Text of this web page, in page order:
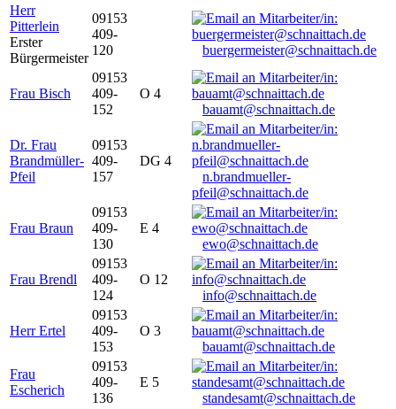
Herr
Pitterlein
Erster
Bürgermeister
09153
409-
120
buergermeister@schnaittach.de
Frau Bisch
09153
409-
152
O 4
bauamt@schnaittach.de
Dr. Frau
Brandmüller-
Pfeil
09153
409-
157
DG 4
n.brandmueller-
pfeil@schnaittach.de
Frau Braun
09153
409-
130
E 4
ewo@schnaittach.de
Frau Brendl
09153
409-
124
O 12
info@schnaittach.de
Herr Ertel
09153
409-
153
O 3
bauamt@schnaittach.de
Frau
Escherich
09153
409-
136
E 5
standesamt@schnaittach.de